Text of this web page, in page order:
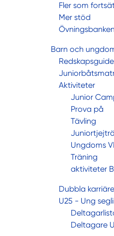
Fler som
Mer stöd
Övningsbanken
Barn och
Aktiviteter
Junior
Prova på
Tävling
Ungdoms
Träning
aktiviteter
Dubbla
U25 - Ung
Deltagare